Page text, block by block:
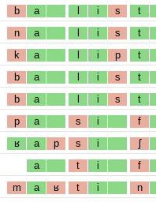
b a l i s t
n a l i s t
k a l i p t
b a l i s t
b a l i s t
p a s i f
ʁ a p s i ʃ
a t i f
m a ʁ t i n